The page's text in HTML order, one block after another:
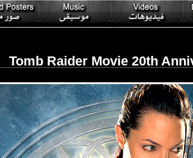
Tomb Raider Movie 20th